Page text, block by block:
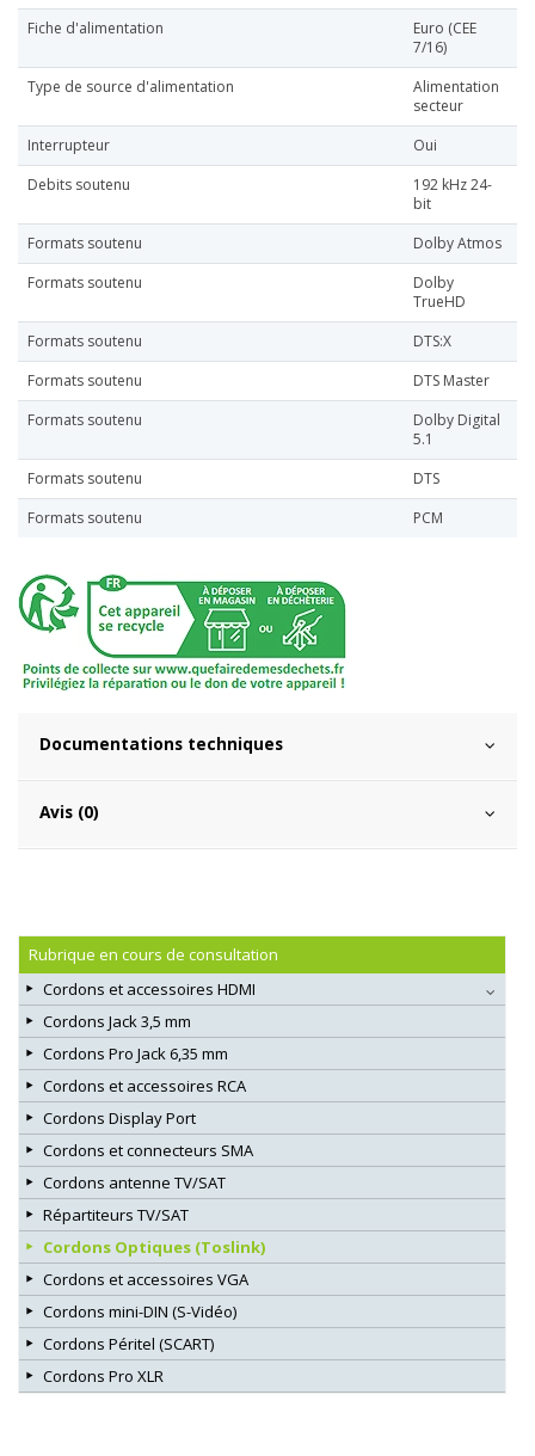
Fiche d'alimentation
Euro (CEE
7/16)
Type de source d'alimentation
Alimentation
secteur
Interrupteur
Oui
Debits soutenu
192 kHz 24-
bit
Formats soutenu
Dolby Atmos
Formats soutenu
Dolby
TrueHD
Formats soutenu
DTS:X
Formats soutenu
DTS Master
Formats soutenu
Dolby Digital
5.1
Formats soutenu
DTS
Formats soutenu
PCM
Documentations techniques
Avis (0)
Rubrique en cours de consultation
Cordons et accessoires HDMI
Cordons Jack 3,5 mm
Cordons Pro Jack 6,35 mm
Cordons et accessoires RCA
Cordons Display Port
Cordons et connecteurs SMA
Cordons antenne TV/SAT
Répartiteurs TV/SAT
Cordons Optiques (Toslink)
Cordons et accessoires VGA
Cordons mini-DIN (S-Vidéo)
Cordons Péritel (SCART)
Cordons Pro XLR